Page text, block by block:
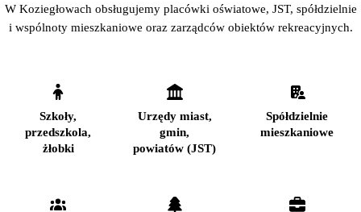
W Koziegłowach obsługujemy placówki oświatowe, JST, spółdzielnie
i wspólnoty mieszkaniowe oraz zarządców obiektów rekreacyjnych.
Szkoły,
przedszkola,
żłobki
Urzędy miast,
gmin,
powiatów (JST)
Spółdzielnie
mieszkaniowe